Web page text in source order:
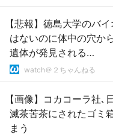
【悲報】徳島大学のバ
はないのに体中の穴か
遺体が発見される…
watch＠２ちゃんねる
【画像】コカコーラ社､
滅茶苦茶にされたゴミ
まう